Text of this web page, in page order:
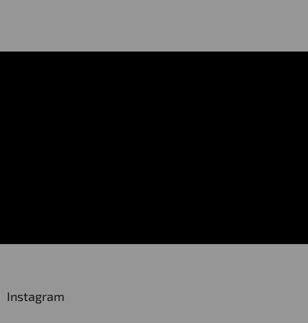
Instagram